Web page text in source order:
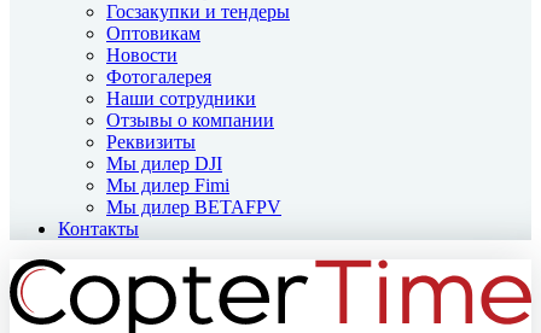
Госзакупки и тендеры
Оптовикам
Новости
Фотогалерея
Наши сотрудники
Отзывы о компании
Реквизиты
Мы дилер DJI
Мы дилер Fimi
Мы дилер BETAFPV
Контакты